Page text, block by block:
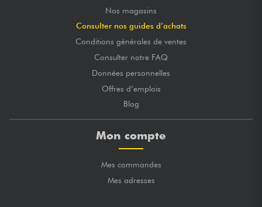
Nos magasins
Consulter nos guides d’achats
Conditions générales de ventes
Consulter notre FAQ
Données personnelles
Offres d’emplois
Blog
Mon compte
Mes commandes
Mes adresses